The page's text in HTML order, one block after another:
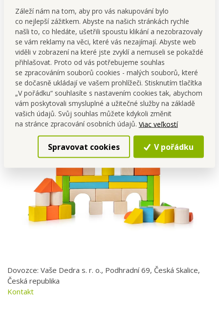
Záleží nám na tom, aby pro vás nakupování bylo
co nejlepší zážitkem. Abyste na našich stránkách rychle
našli to, co hledáte, ušetřili spoustu klikání a nezobrazovaly
se vám reklamy na věci, které vás nezajímají. Abyste web
viděli v zobrazení na které jste zvyklí a nemuseli se pokaždé
přihlašovat. Proto od vás potřebujeme souhlas
se zpracováním souborů cookies - malých souborů, které
se dočasně ukládají ve vašem prohlížeči. Stisknutím tlačítka
„V pořádku“ souhlasíte s nastavením cookies tak, abychom
vám poskytovali smysluplné a užitečné služby na základě
vašich údajů. Svůj souhlas můžete kdykoli změnit
na stránce zpracování osobních údajů. Viac veľkostí
Spravovat cookies V pořádku
Dovozce: Vaše Dedra s. r. o., Podhradní 69, Česká Skalice,
Česká republika
Kontakt